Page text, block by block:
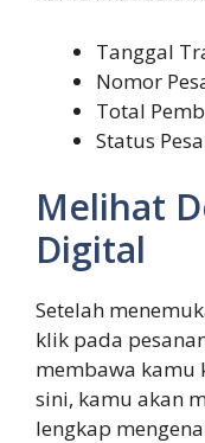
Tanggal
Nomor
Total
Status
Melihat
Digital
Setelah
klik pada
membawa kamu
sini, kamu akan
lengkap